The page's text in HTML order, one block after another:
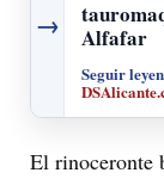
→
Alfafar
Seguir
El rinoceronte